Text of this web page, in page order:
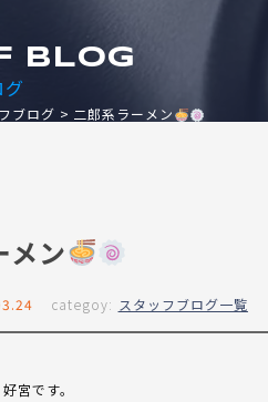
BLOG
ブログ 二郎系ラーメン
メン
categoy: スタッフブログ一覧
宮です。